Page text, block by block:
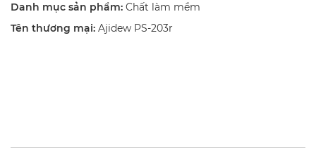
Danh mục sản phẩm: Chất làm mềm
Tên thương mại: Ajidew PS-203r